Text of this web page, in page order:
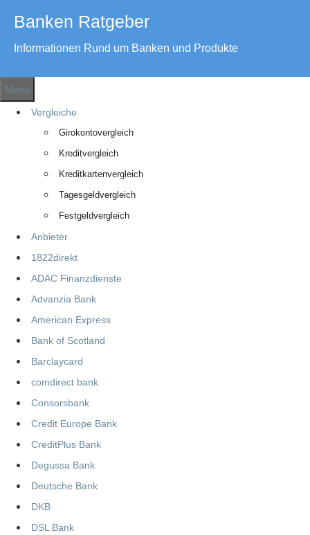
Banken Ratgeber
Informationen Rund um Banken und Produkte
Menü
Vergleiche
Girokontovergleich
Kreditvergleich
Kreditkartenvergleich
Tagesgeldvergleich
Festgeldvergleich
Anbieter
1822direkt
ADAC Finanzdienste
Advanzia Bank
American Express
Bank of Scotland
Barclaycard
comdirect bank
Consorsbank
Credit Europe Bank
CreditPlus Bank
Degussa Bank
Deutsche Bank
DKB
DSL Bank